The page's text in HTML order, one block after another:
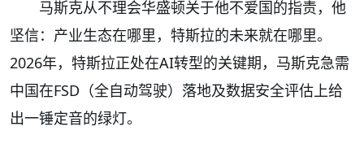
马斯克从不理会华盛顿关于他不爱国的指责，他
坚信：产业生态在哪里，特斯拉的未来就在哪里。
2026年，特斯拉正处在AI转型的关键期，马斯克急需
中国在FSD（全自动驾驶）落地及数据安全评估上给
出一锤定音的绿灯。